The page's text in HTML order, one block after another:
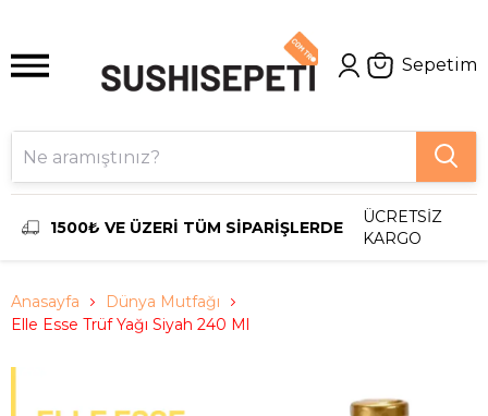
Sepetim
1500₺ VE ÜZERİ TÜM SİPARİŞLERDE
ÜCRETSİZ
KARGO
Anasayfa
Dünya Mutfağı
Elle Esse Trüf Yağı Siyah 240 Ml